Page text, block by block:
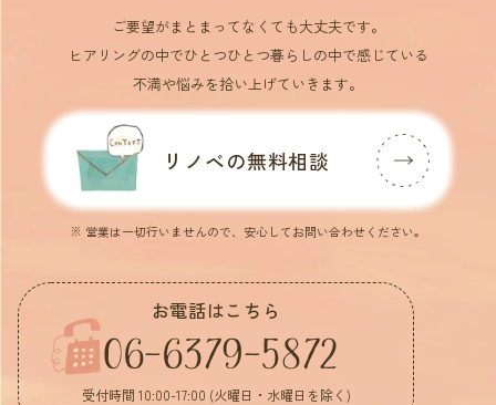
ご要望がまとまってなくても大丈夫です。
ヒアリングの中でひとつひとつ暮らしの中で感じている
不満や悩みを拾い上げていきます。
リノベの無料相談
※ 営業は一切行いませんので、安心してお問い合わせください。
お電話はこちら
06-6379-5872
受付時間 10:00-17:00 (火曜日・水曜日を除く)